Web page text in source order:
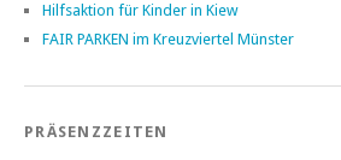
Hilfsaktion für Kinder in Kiew
FAIR PARKEN im Kreuzviertel Münster
PRÄSENZZEITEN